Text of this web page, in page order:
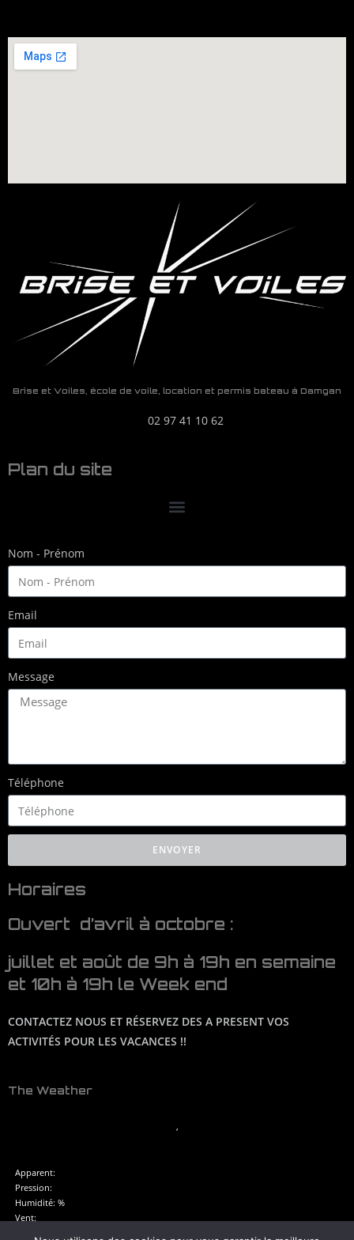
Brise et Voiles, école de voile, location et permis bateau à Damgan
02 97 41 10 62
Plan du site
Nom - Prénom
Email
Message
Téléphone
ENVOYER
Horaires
Ouvert d’avril à octobre :
juillet et août de 9h à 19h en semaine
et 10h à 19h le Week end
CONTACTEZ NOUS ET RÉSERVEZ DES A PRESENT VOS
ACTIVITÉS POUR LES VACANCES !!
The Weather
,
Apparent:
Pression:
Humidité: %
Vent: